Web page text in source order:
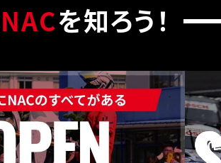
NACを知ろう！